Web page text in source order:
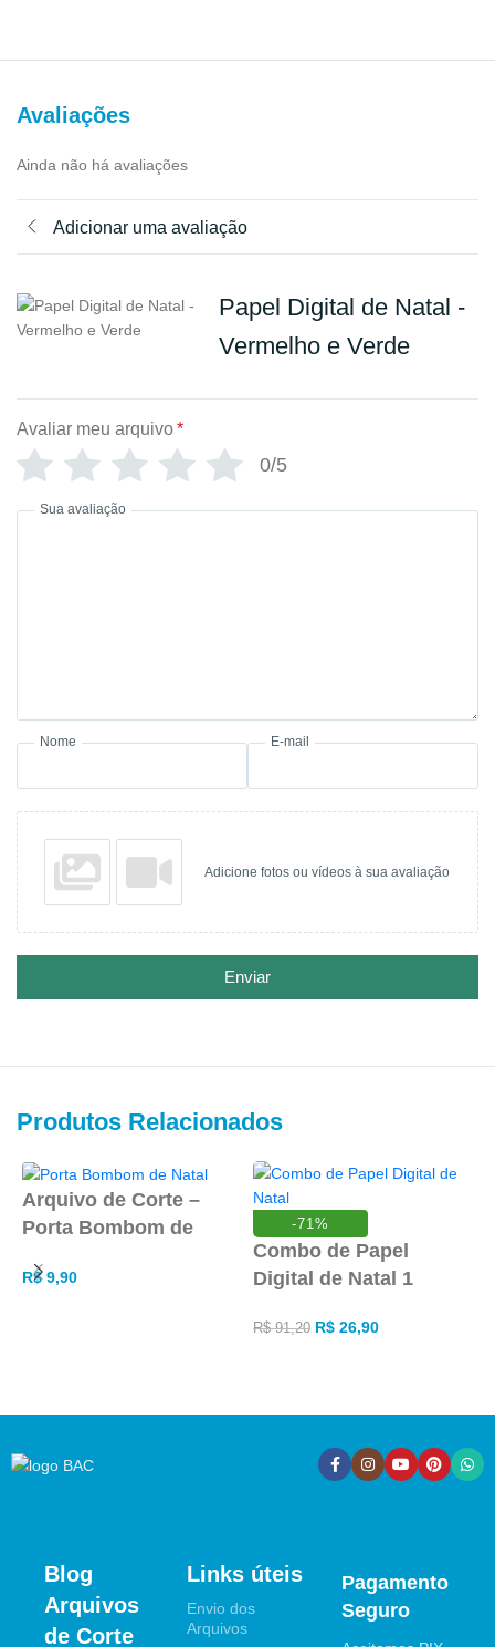
Avaliações
Ainda não há avaliações
Adicionar uma avaliação
Papel Digital de Natal -
Vermelho e Verde
Avaliar meu arquivo*
0/5
Sua avaliação
Nome E-mail
Adicione fotos ou vídeos à sua avaliação
Enviar
Produtos Relacionados
Arquivo de Corte –
Porta Bombom de
R$9,90
-71%
Combo de Papel
Digital de Natal 1
R$91,20 R$26,90
Blog
Arquivos
de Corte
Links úteis
Envio dos
Arquivos
Pagamento
Seguro